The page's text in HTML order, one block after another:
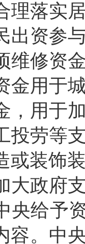
理落实
出资参
维修资
金用于
，用于
投劳等
或装饰
大政府
央给予
容。中